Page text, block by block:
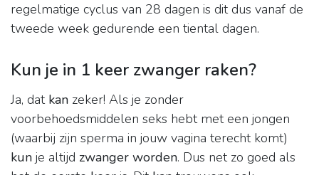
regelmatige cyclus van 28 dagen is dit dus vanaf de
tweede week gedurende een tiental dagen.
Kun je in 1 keer zwanger raken?
Ja, dat kan zeker! Als je zonder
voorbehoedsmiddelen seks hebt met een jongen
(waarbij zijn sperma in jouw vagina terecht komt)
kun je altijd zwanger worden. Dus net zo goed als